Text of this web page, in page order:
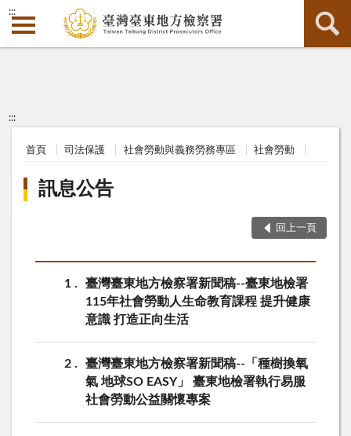
:::
:::
首頁 司法保護 社會勞動與義務勞務專區 社會勞動
訊息公告
回上一頁
1
臺灣臺東地方檢察署新聞稿--臺東地檢署
115年社會勞動人生命教育課程 提升健康
意識 打造正向生活
2
臺灣臺東地方檢察署新聞稿--「種樹換氧
氣 地球SO EASY」 臺東地檢署執行易服
社會勞動公益關懷專案